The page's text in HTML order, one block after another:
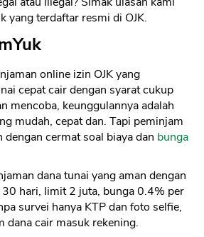
yang terdaftar resmi di OJK.
online izin OJK yang
cepat cair dengan syarat cukup
mencoba, keunggulannya adalah
mudah, cepat dan. Tapi peminjam
cermat soal biaya dan bunga
dana tunai yang aman dengan
30 hari, limit 2 juta, bunga 0.4% per
survei hanya KTP dan foto selfie,
dana cair masuk rekening.